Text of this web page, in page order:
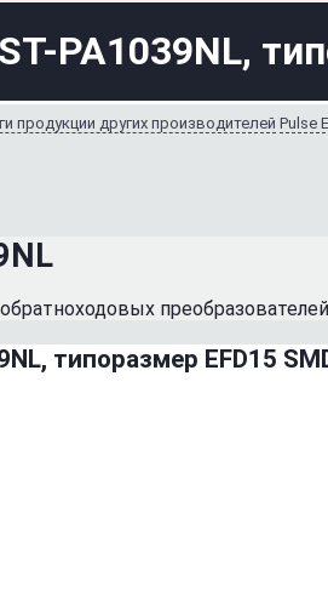
PA1039NL,
продукции других производителей Pulse
преобразователей
типоразмер EFD15